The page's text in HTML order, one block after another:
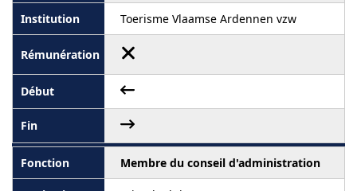
Toerisme Vlaamse Ardennen vzw
Membre du conseil d'administration